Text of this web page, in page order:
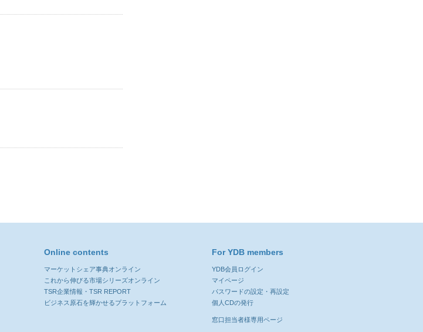
Online contents
マーケットシェア事典オンライン
これから伸びる市場シリーズオンライン
TSR企業情報・TSR REPORT
ビジネス原石を輝かせるプラットフォーム
For YDB members
YDB会員ログイン
マイページ
パスワードの設定・再設定
個人CDの発行
窓口担当者様専用ページ